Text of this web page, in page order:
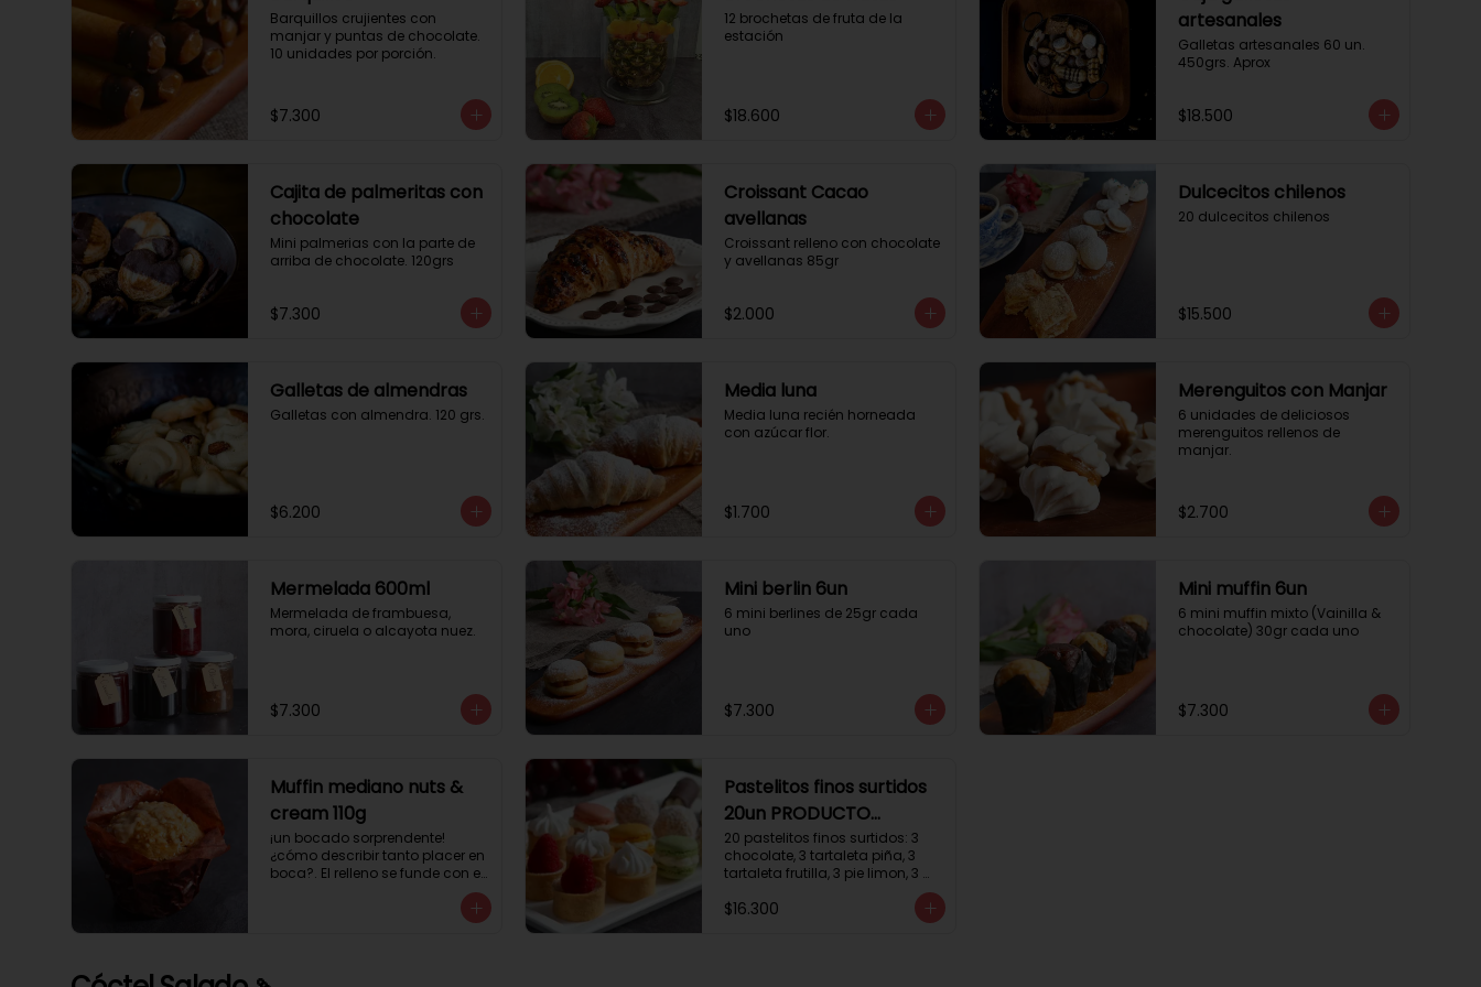
Barquillos crujientes con
manjar y puntas de chocolate.
10 unidades por porción.
$7.300
12 brochetas de fruta de la
estación
$18.600
artesanales
Galletas artesanales 60 un.
450grs. Aprox
$18.500
Cajita de palmeritas con
chocolate
Mini palmerias con la parte de
arriba de chocolate. 120grs
$7.300
Croissant Cacao
avellanas
Croissant relleno con chocolate
y avellanas 85gr
$2.000
Dulcecitos chilenos
20 dulcecitos chilenos
$15.500
Galletas de almendras
Galletas con almendra. 120 grs.
$6.200
Media luna
Media luna recién horneada
con azúcar flor.
$1.700
Merenguitos con Manjar
6 unidades de deliciosos
merenguitos rellenos de
manjar.
$2.700
Mermelada 600ml
Mermelada de frambuesa,
mora, ciruela o alcayota nuez.
$7.300
Mini berlin 6un
6 mini berlines de 25gr cada
uno
$7.300
Mini muffin 6un
6 mini muffin mixto (Vainilla &
chocolate) 30gr cada uno
$7.300
Muffin mediano nuts &
cream 110g
¡un bocado sorprendente!
¿cómo describir tanto placer en
boca?. El relleno se funde con el
potencia su masa exquisita.
Pastelitos finos surtidos
20un PRODUCTO
DELICADO
20 pastelitos finos surtidos: 3
chocolate, 3 tartaleta piña, 3
tartaleta frutilla, 3 pie limon, 3
chocolate crema, 2
$16.300